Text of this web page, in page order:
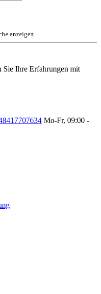
anzeigen.
Sie Ihre Erfahrungen mit
Mo-Fr, 09:00 -